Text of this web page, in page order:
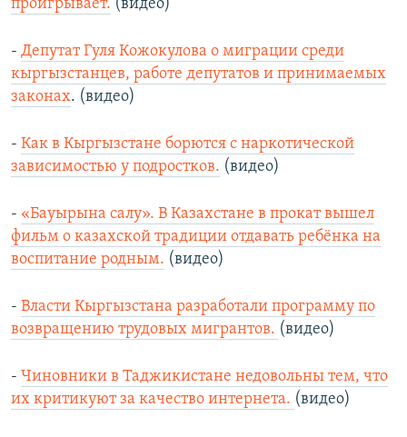
проигрывает. (видео)
- Депутат Гуля Кожокулова о миграции среди
кыргызстанцев, работе депутатов и принимаемых
законах. (видео)
- Как в Кыргызстане борются с наркотической
зависимостью у подростков. (видео)
- «Бауырына салу». В Казахстане в прокат вышел
фильм о казахской традиции отдавать ребёнка на
воспитание родным. (видео)
- Власти Кыргызстана разработали программу по
возвращению трудовых мигрантов. (видео)
- Чиновники в Таджикистане недовольны тем, что
их критикуют за качество интернета. (видео)